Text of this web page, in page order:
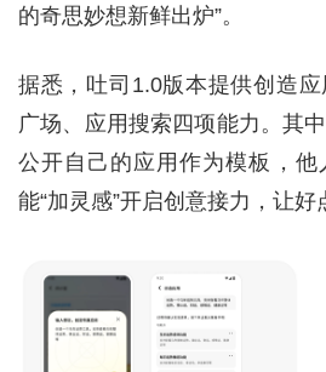
的奇思妙想新鲜出炉”。
据悉，吐司1.0版本提供创造
广场、应用搜索四项能力。其
公开自己的应用作为模板，
能“加灵感”开启创意接力，让好